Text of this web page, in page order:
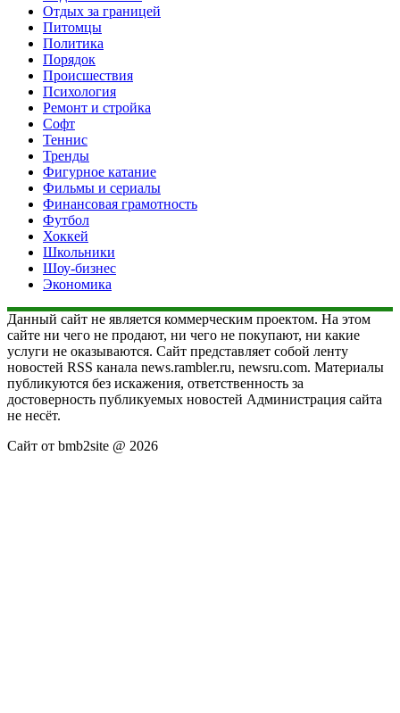
Отдых за границей
Питомцы
Политика
Порядок
Происшествия
Психология
Ремонт и стройка
Софт
Теннис
Тренды
Фигурное катание
Фильмы и сериалы
Финансовая грамотность
Футбол
Хоккей
Школьники
Шоу-бизнес
Экономика
Данный сайт не является коммерческим проектом. На этом
сайте ни чего не продают, ни чего не покупают, ни какие
услуги не оказываются. Сайт представляет собой ленту
новостей RSS канала news.rambler.ru, newsru.com. Материалы
публикуются без искажения, ответственность за
достоверность публикуемых новостей Администрация сайта
не несёт.
Сайт от bmb2site @ 2026